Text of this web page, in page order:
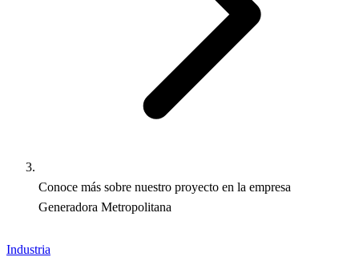
Conoce más sobre nuestro proyecto en la empresa
Generadora Metropolitana
Industria